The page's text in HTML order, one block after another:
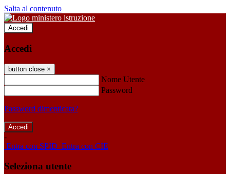
Salta al contenuto
Accedi
Accedi
button close ×
Nome Utente
Password
Password dimenticata?
-
Entra con SPID Entra con CIE
Seleziona utente